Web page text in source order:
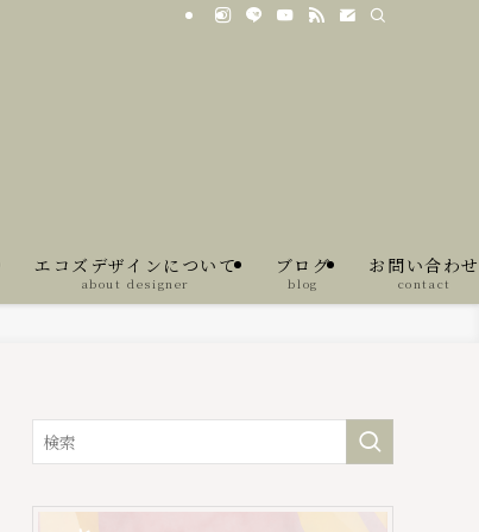
エコズデザインについて
about designer
ブログ
blog
お問い合わ
contact